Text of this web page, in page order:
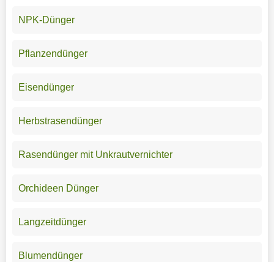
NPK-Dünger
Pflanzendünger
Eisendünger
Herbstrasendünger
Rasendünger mit Unkrautvernichter
Orchideen Dünger
Langzeitdünger
Blumendünger